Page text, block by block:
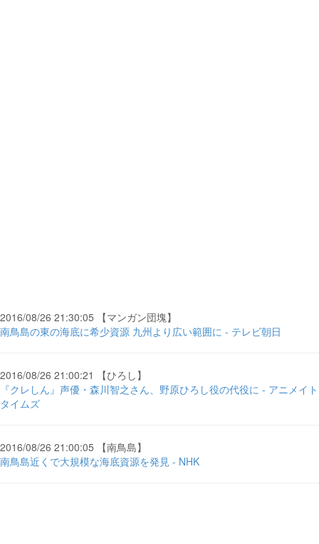
2016/08/26 21:30:05 【マンガン団塊】
南鳥島の東の海底に希少資源 九州より広い範囲に - テレビ朝日
2016/08/26 21:00:21 【ひろし】
『クレしん』声優・森川智之さん、野原ひろし役の代役に - アニメイト
タイムズ
2016/08/26 21:00:05 【南鳥島】
南鳥島近くで大規模な海底資源を発見 - NHK